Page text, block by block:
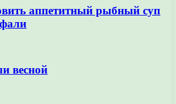
аппетитный рыбный суп
весной